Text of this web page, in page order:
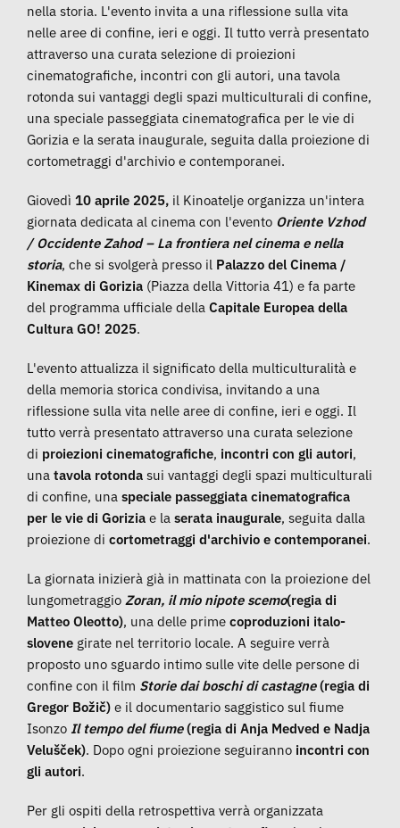
nella storia. L'evento invita a una riflessione sulla vita
nelle aree di confine, ieri e oggi. Il tutto verrà presentato
attraverso una curata selezione di proiezioni
cinematografiche, incontri con gli autori, una tavola
rotonda sui vantaggi degli spazi multiculturali di confine,
una speciale passeggiata cinematografica per le vie di
Gorizia e la serata inaugurale, seguita dalla proiezione di
cortometraggi d'archivio e contemporanei.
Giovedì 10 aprile 2025, il Kinoatelje organizza un'intera
giornata dedicata al cinema con l'evento Oriente Vzhod
/ Occidente Zahod – La frontiera nel cinema e nella
storia, che si svolgerà presso il Palazzo del Cinema /
Kinemax di Gorizia (Piazza della Vittoria 41) e fa parte
del programma ufficiale della Capitale Europea della
Cultura GO! 2025.
L'evento attualizza il significato della multiculturalità e
della memoria storica condivisa, invitando a una
riflessione sulla vita nelle aree di confine, ieri e oggi. Il
tutto verrà presentato attraverso una curata selezione
di proiezioni cinematografiche, incontri con gli autori,
una tavola rotondasui vantaggi degli spazi multiculturali
di confine, una speciale passeggiata cinematografica
per le vie di Goriziae la serata inaugurale, seguita dalla
proiezione di cortometraggi d'archivio e contemporanei.
La giornata inizierà già in mattinata con la proiezione del
lungometraggio Zoran, il mio nipote scemo(regia di
Matteo Oleotto), una delle primecoproduzioni italo-
slovene girate nel territorio locale. A seguire verrà
proposto uno sguardo intimo sulle vite delle persone di
confine con il film Storie dai boschi di castagne(regia di
Gregor Božič)e il documentario saggistico sul fiume
Isonzo Il tempo del fiume(regia di Anja Medved e Nadja
Velušček). Dopo ogni proiezione seguiranno incontri con
gli autori.
Per gli ospiti della retrospettiva verrà organizzata